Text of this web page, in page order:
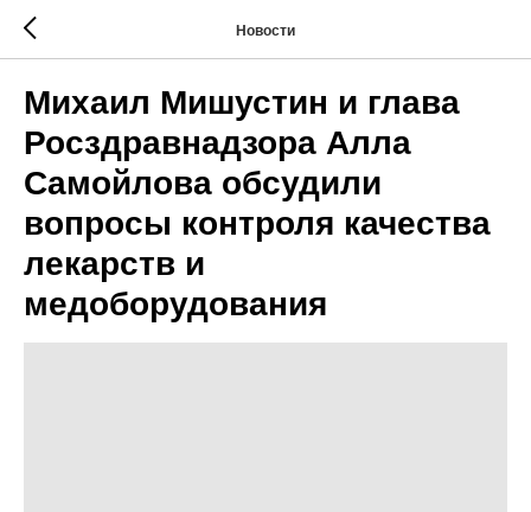
Новости
Михаил Мишустин и глава
Росздравнадзора Алла
Самойлова обсудили
вопросы контроля качества
лекарств и
медоборудования